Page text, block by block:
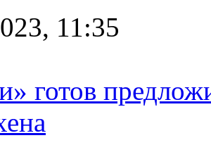
11:35
готов